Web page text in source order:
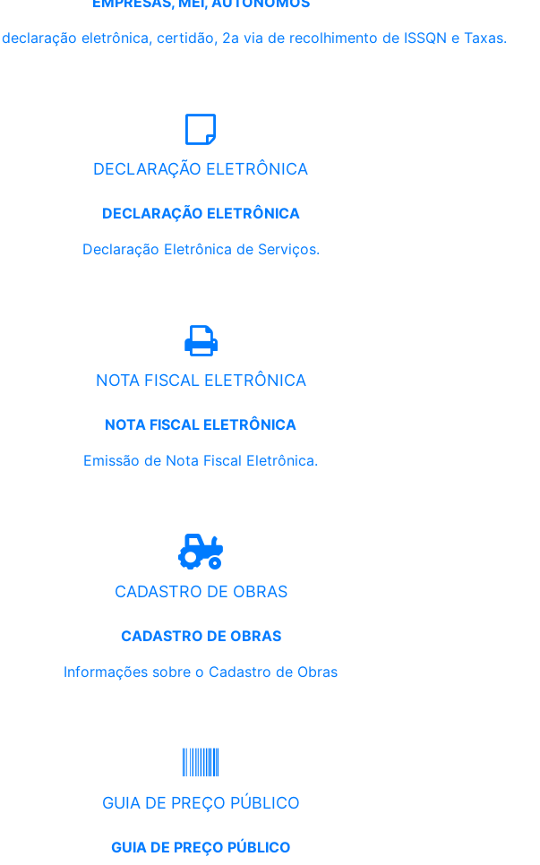
eletrônica, certidão, 2a via de recolhimento de ISSQN e Taxas.
DECLARAÇÃO ELETRÔNICA
DECLARAÇÃO ELETRÔNICA
Declaração Eletrônica de Serviços.
NOTA FISCAL ELETRÔNICA
NOTA FISCAL ELETRÔNICA
Emissão de Nota Fiscal Eletrônica.
CADASTRO DE OBRAS
CADASTRO DE OBRAS
Informações sobre o Cadastro de Obras
GUIA DE PREÇO PÚBLICO
GUIA DE PREÇO PÚBLICO